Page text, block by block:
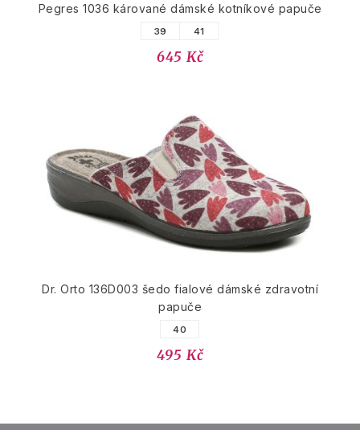
Pegres 1036 kárované dámské kotníkové papuče
39 41
645 Kč
Dr. Orto 136D003 šedo fialové dámské zdravotní
papuče
40
495 Kč